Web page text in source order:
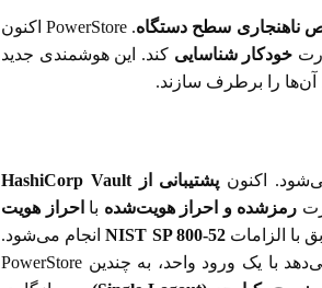
ناهنجاری سطح دستگاه
. PowerStore اکنون
خودکار شناسایی کند. این هوشمندی جدید
آن‌ها را برطرف سازند.
پشتیبانی ازHashiCorp Vault
رمزشده و احراز هویت‌شده با احراز هویت
با الزاماتNIST SP 800-52انجام می‌شود.
اضافه شده است که به مدیران اجازه می‌دهد با یک ورود واحد، به چندین PowerStore